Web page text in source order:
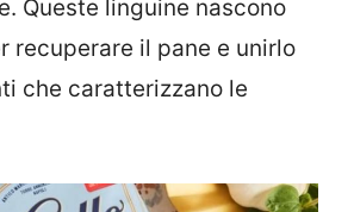
Queste linguine nascono
recuperare il pane e unirlo
che caratterizzano le